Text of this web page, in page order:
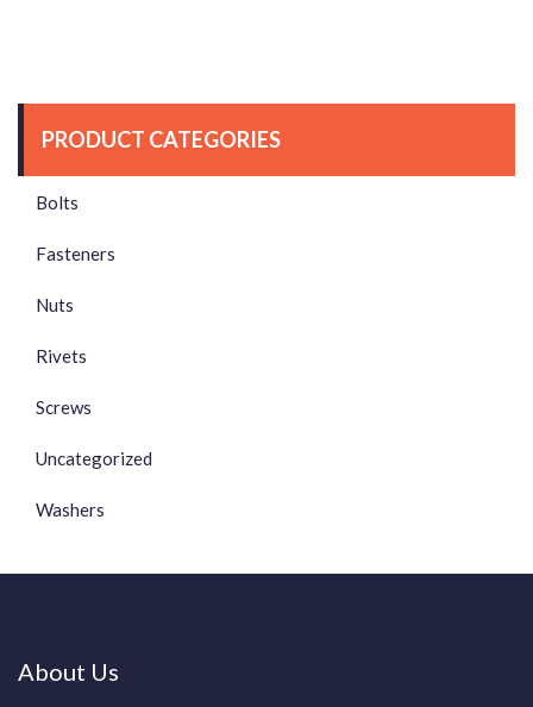
PRODUCT CATEGORIES
Bolts
Fasteners
Nuts
Rivets
Screws
Uncategorized
Washers
About Us